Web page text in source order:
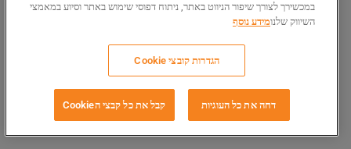
במכשירך לצורך שיפור הניווט באתר, ניתוח דפוסי שימוש באתר וסיוע במאמצי
השיווק שלנומידע נוסף
הגדרות קובצי Cookie
דחה את כל העוגיות קבל את כל קבצי הCookie